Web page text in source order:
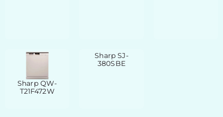
Sharp QW-
T21F472W
Sharp SJ-
380SBE